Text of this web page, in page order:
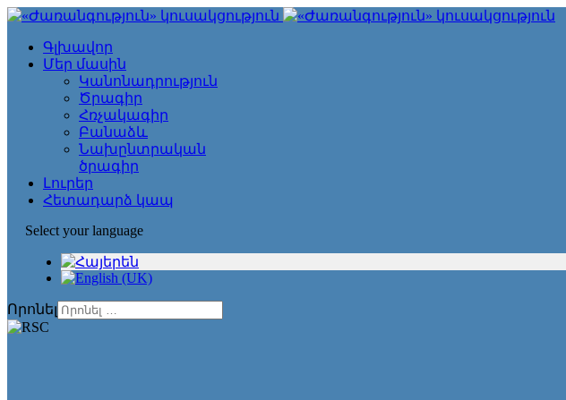
Գլխավոր
Մեր մասին
Կանոնադրություն
Ծրագիր
Հռչակագիր
Բանաձև
Նախընտրական
ծրագիր
Լուրեր
Հետադարձ կապ
Select your language
Որոնել